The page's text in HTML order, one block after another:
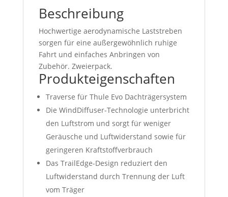
Beschreibung
Hochwertige aerodynamische Laststreben
sorgen für eine außergewöhnlich ruhige
Fahrt und einfaches Anbringen von
Zubehör. Zweierpack.
Produkteigenschaften
Traverse für Thule Evo Dachträgersystem
Die WindDiffuser-Technologie unterbricht
den Luftstrom und sorgt für weniger
Geräusche und Luftwiderstand sowie für
geringeren Kraftstoffverbrauch
Das TrailEdge-Design reduziert den
Luftwiderstand durch Trennung der Luft
vom Träger